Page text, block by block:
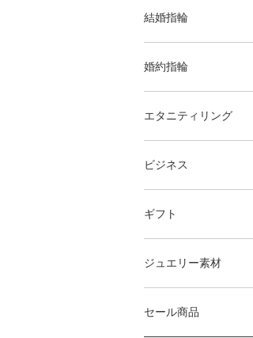
結婚指輪
婚約指輪
エタニティリング
ビジネス
ギフト
ジュエリー素材
セール商品